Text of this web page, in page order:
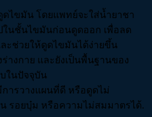
ไขมัน โดยแพทย์จะใส่น้ำยาชา
ในชั้นไขมันก่อนดูดออก เพื่อลด
ละช่วยให้ดูดไขมันได้ง่ายขึ้น
างกาย และยังเป็นพื้นฐานของ
ในปัจจุบัน
ารวางแผนที่ดี หรือดูดไม่
รอยบุ๋ม หรือความไม่สมมาตรได้.